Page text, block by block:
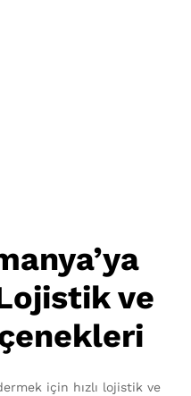
ve
için hızlı lojistik ve